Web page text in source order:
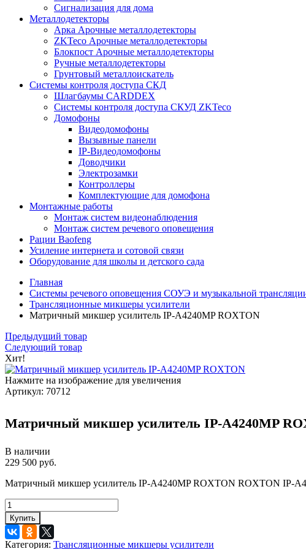
Сигнализация для дома
Металлодетекторы
Арка Арочные металлодетекторы
ZKTeco Арочные металлодетекторы
Блокпост Арочные металлодетекторы
Ручные металлодетекторы
Грунтовый металлоискатель
Системы контроля доступа СКД
Шлагбаумы CARDDEX
Системы контроля доступа СКУД ZKTeco
Домофоны
Видеодомофоны
Вызывные панели
IP-Видеодомофоны
Доводчики
Электрозамки
Контроллеры
Комплектующие для домофона
Монтажные работы
Монтаж систем видеонаблюдения
Монтаж систем речевого оповещения
Рации Baofeng
Усиление интернета и сотовой связи
Оборудование для школы и детского сада
Главная
Системы речевого оповещения СОУЭ и музыкальной
Трансляционные микшеры усилители
Матричный микшер усилитель IP-A4240MP ROXTON
Предыдущий товар
Следующий товар
Хит!
Нажмите на изображение для увеличения
Артикул: 70712
Матричный микшер усилитель IP-A4240MP
В наличии
229 500 руб.
Матричный микшер усилитель IP-A4240MP ROXTON ROXTON IP-
Купить
Категория: Трансляционные микшеры усилители